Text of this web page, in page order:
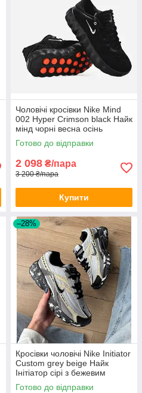
Чоловічі кросівки Nike Mind
002 Hyper Crimson black Найк
мінд чорні весна осінь
демісезон
Готово до відправки
2 098 ₴/пара
3 200 ₴/пара
Купити
–28%
Кросівки чоловічі Nike Initiator
Custom grey beige Найк
Інітіатор сірі з бежевим
чорним молодіжні
Готово до відправки